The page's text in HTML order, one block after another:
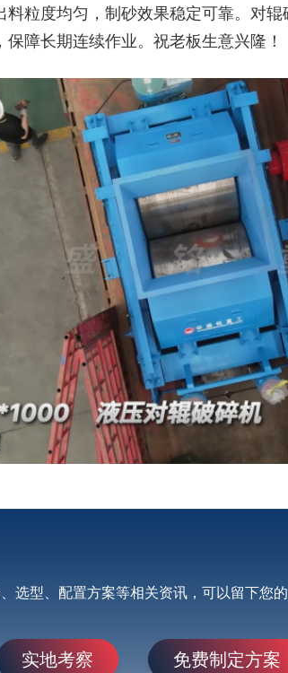
料粒度均匀，制砂效果稳定可靠。对
障长期连续作业。祝老板生意兴隆！
选型、配置方案等相关资讯，可以留下您的
实地考察 免费制定方案